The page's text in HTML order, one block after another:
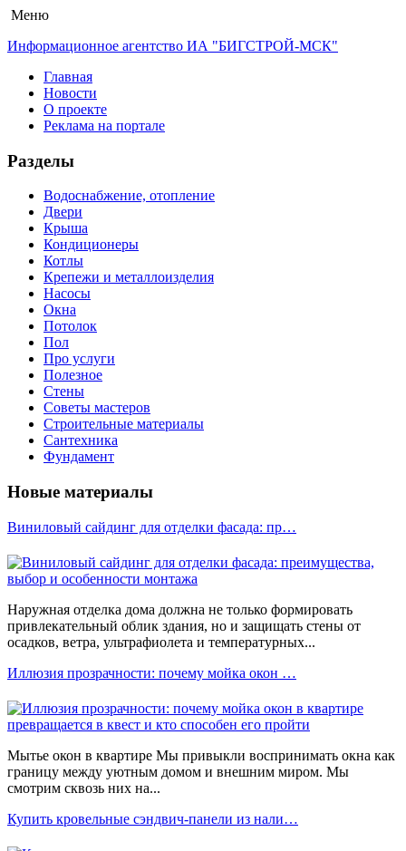
Меню
Информационное агентство ИА "БИГСТРОЙ-МСК"
Главная
Новости
О проекте
Реклама на портале
Разделы
Водоснабжение, отопление
Двери
Крыша
Кондиционеры
Котлы
Крепежи и металлоизделия
Насосы
Окна
Потолок
Пол
Про услуги
Полезное
Стены
Советы мастеров
Строительные материалы
Сантехника
Фундамент
Новые материалы
Виниловый сайдинг для отделки фасада: пр…
Наружная отделка дома должна не только формировать
привлекательный облик здания, но и защищать стены от
осадков, ветра, ультрафиолета и температурных...
Иллюзия прозрачности: почему мойка окон …
Мытье окон в квартире Мы привыкли воспринимать окна как
границу между уютным домом и внешним миром. Мы
смотрим сквозь них на...
Купить кровельные сэндвич-панели из нали…